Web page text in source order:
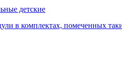
детские
в комплектах, помеченных